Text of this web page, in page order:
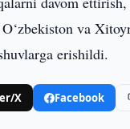
va
erishildi.
X Facebook